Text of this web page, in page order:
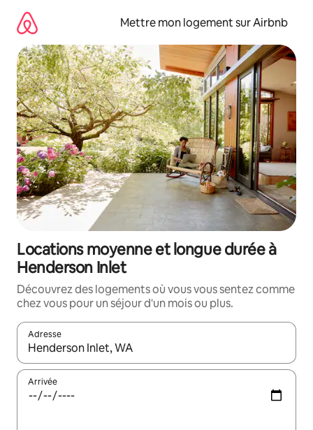
directement
contenu
Mettre mon logement sur Airbnb
Locations moyenne et longue durée à
Henderson Inlet
Découvrez des logements où vous vous sentez comme
chez vous pour un séjour d'un mois ou plus.
Adresse
Lorsque les résultats s'affichent, utilisez les flèches vers le
Arrivée